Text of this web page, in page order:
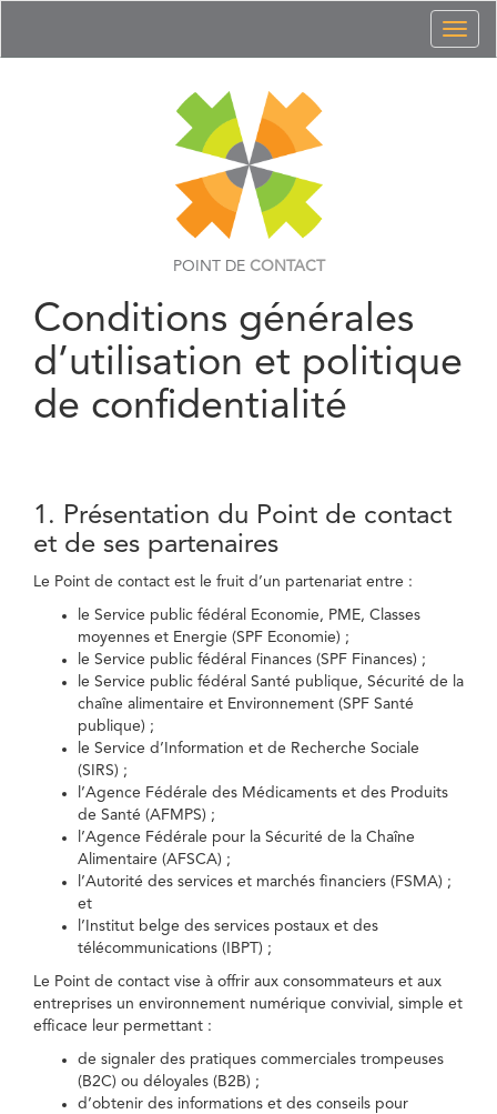
POINT DE CONTACT
Conditions générales
d’utilisation et politique
de confidentialité
1. Présentation du Point de contact
et de ses partenaires
Le Point de contact est le fruit d’un partenariat entre :
le Service public fédéral Economie, PME, Classes
moyennes et Energie (SPF Economie) ;
le Service public fédéral Finances (SPF Finances) ;
le Service public fédéral Santé publique, Sécurité de la
chaîne alimentaire et Environnement (SPF Santé
publique) ;
le Service d’Information et de Recherche Sociale
(SIRS) ;
l’Agence Fédérale des Médicaments et des Produits
de Santé (AFMPS) ;
l’Agence Fédérale pour la Sécurité de la Chaîne
Alimentaire (AFSCA) ;
l’Autorité des services et marchés financiers (FSMA) ;
et
l’Institut belge des services postaux et des
télécommunications (IBPT) ;
Le Point de contact vise à offrir aux consommateurs et aux
entreprises un environnement numérique convivial, simple et
efficace leur permettant :
de signaler des pratiques commerciales trompeuses
(B2C) ou déloyales (B2B) ;
d’obtenir des informations et des conseils pour